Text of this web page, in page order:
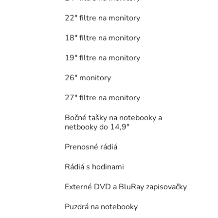
22" filtre na monitory
18" filtre na monitory
19" filtre na monitory
26" monitory
27" filtre na monitory
Bočné tašky na notebooky a
netbooky do 14,9"
Prenosné rádiá
Rádiá s hodinami
Externé DVD a BluRay zapisovačky
Puzdrá na notebooky